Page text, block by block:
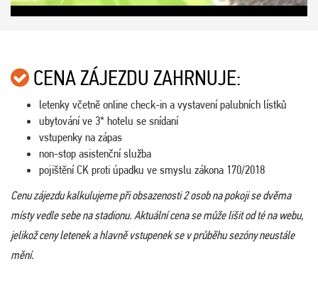
CENA ZÁJEZDU ZAHRNUJE:
letenky včetně online check-in a vystavení palubních lístků
ubytování ve 3* hotelu se snídaní
vstupenky na zápas
non-stop asistenční služba
pojištění CK proti úpadku ve smyslu zákona 170/2018
Cenu zájezdu kalkulujeme při obsazenosti 2 osob na pokoji se dvěma
místy vedle sebe na stadionu. Aktuální cena se může lišit od té na webu,
jelikož ceny letenek a hlavně vstupenek se v průběhu sezóny neustále
mění.